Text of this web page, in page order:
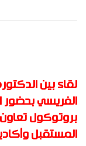
لقاء بين
الفريسي بحضور
بروتوكول تعاون
المستقبل